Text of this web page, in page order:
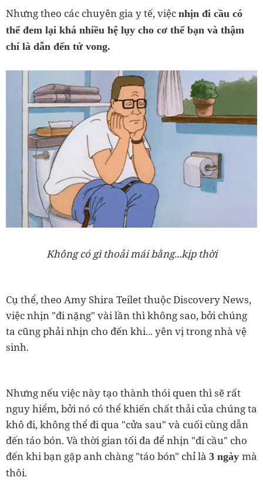
Nhưng theo các chuyên gia y tế, việc nhịn đi cầu có
thể đem lại khá nhiều hệ lụy cho cơ thể bạn và thậm
chí là dẫn đến tử vong.
Không có gì thoải mái bằng...kịp thời
Cụ thể, theo Amy Shira Teilet thuộc Discovery News,
việc nhịn "đi nặng" vài lần thì không sao, bởi chúng
ta cũng phải nhịn cho đến khi... yên vị trong nhà vệ
sinh.
Nhưng nếu việc này tạo thành thói quen thì sẽ rất
nguy hiểm, bởi nó có thể khiến chất thải của chúng ta
khô đi, không thể đi qua "cửa sau" và cuối cùng dẫn
đến táo bón. Và thời gian tối đa để nhịn "đi cầu" cho
đến khi bạn gặp anh chàng "táo bón" chỉ là 3 ngày mà
thôi.